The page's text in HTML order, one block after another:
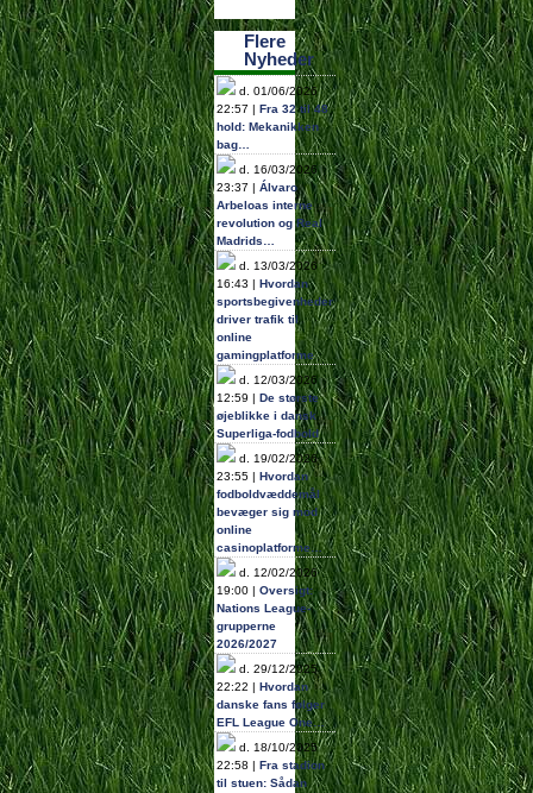
Flere
Nyheder
d. 01/06/2026
22:57 | Fra 32 til 48
hold: Mekanikken
bag…
d. 16/03/2026
23:37 | Álvaro
Arbeloas interne
revolution og Real
Madrids…
d. 13/03/2026
16:43 | Hvordan
sportsbegivenheder
driver trafik til
online
gamingplatforme
d. 12/03/2026
12:59 | De største
øjeblikke i dansk
Superliga-fodbold
d. 19/02/2026
23:55 | Hvordan
fodboldvæddemål
bevæger sig mod
online
casinoplatforme…
d. 12/02/2026
19:00 | Oversigt:
Nations League-
grupperne
2026/2027
d. 29/12/2025
22:22 | Hvordan
danske fans følger
EFL League One…
d. 18/10/2025
22:58 | Fra stadion
til stuen: Sådan